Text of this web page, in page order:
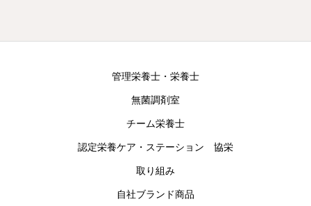
管理栄養士・栄養士
無菌調剤室
チーム栄養士
認定栄養ケア・ステーション 協栄
取り組み
自社ブランド商品